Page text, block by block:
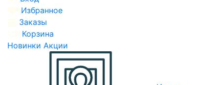
Избранное
Заказы
Корзина
Новинки Акции